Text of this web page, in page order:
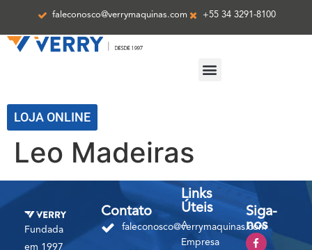
faleconosco@verrymaquinas.com +55 34 3291-8100
LOJA ONLINE
Leo Madeiras
Fundada
em 1997
Contato
faleconosco@verrymaquinas.com
Links
Úteis
A
Empresa
Siga-
nos